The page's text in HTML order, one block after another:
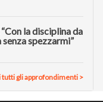
la disciplina da
spezzarmi”
tutti gli approfondimenti >